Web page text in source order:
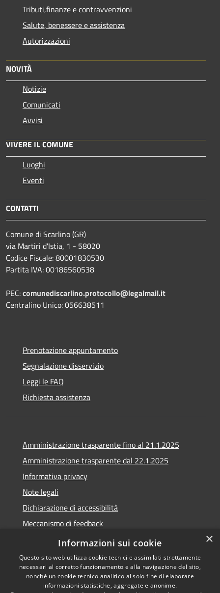
Tributi,finanze e contravvenzioni
Salute, benessere e assistenza
Autorizzazioni
NOVITÀ
Notizie
Comunicati
Avvisi
VIVERE IL COMUNE
Luoghi
Eventi
CONTATTI
Comune di Scarlino (GR)
via Martiri d'Istia, 1 - 58020
Codice Fiscale: 80001830530
Partita IVA: 00186560538
PEC:comunediscarlino.protocollo@legalmail.it
Centralino Unico: 056638511
Prenotazione appuntamento
Segnalazione disservizio
Leggi le FAQ
Richiesta assistenza
Amministrazione trasparente fino al 21.1.2025
Amministrazione trasparente dal 22.1.2025
Informativa privacy
Note legali
Dichiarazione di accessibilità
Meccanismo di feedback
Whistleblowing
Copyright © 2020 •
×
Informazioni sui cookie
Questo sito web utilizza cookie tecnici e assimilati strettamente
necessari al corretto funzionamento e alla navigazione del sito,
nonché un cookie tecnico analitico al solo fine di elaborare
informazioni statistiche, aggregate e anonime.